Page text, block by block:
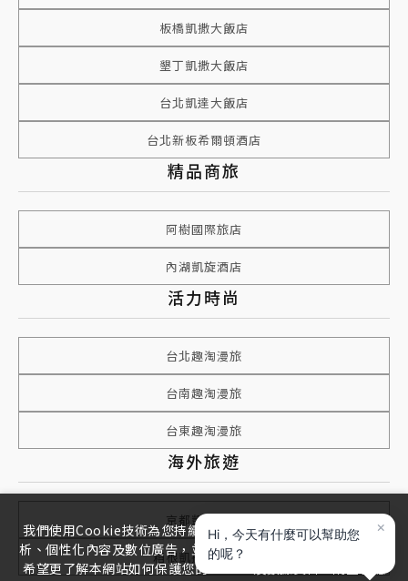
板橋凱撒大飯店
墾丁凱撒大飯店
台北凱達大飯店
台北新板希爾頓酒店
精品商旅
阿樹國際旅店
內湖凱旋酒店
活力時尚
台北趣淘漫旅
台南趣淘漫旅
台東趣淘漫旅
海外旅遊
京都凱撒飯店
箱根凱撒強羅會館
我們使用Cookie技術為您持續優化網站瀏覽體驗，網站流量分
析、個性化內容及數位廣告，並尊重且致力維護您的隱私權，若
希望更了解本網站如何保護您的Cookie及數據資料，請查看隱